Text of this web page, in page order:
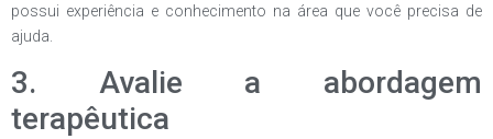
possui experiência e conhecimento na área que você precisa de
ajuda.
3. Avalie a abordagem
terapêutica